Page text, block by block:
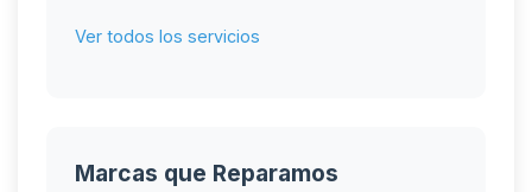
Ver todos los servicios
Marcas que Reparamos